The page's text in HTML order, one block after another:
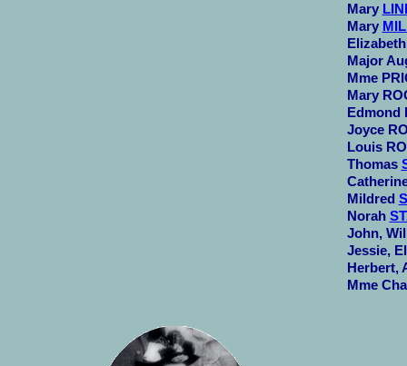
Mary
Mary
Major
Mme
Mary
Edmond
Joyce
Louis
Thomas
Mildred
Norah
John,
Jessie,
Herbert,
Mme